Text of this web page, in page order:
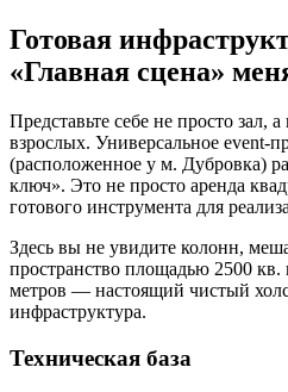
Готовая
«Главная сцена»
Представьте себе не просто зал,
взрослых. Универсальное event-
(расположенное у м. Дубровка)
ключ». Это не просто аренда
готового инструмента для
Здесь вы не увидите колонн,
пространство площадью 2500
метров — настоящий чистый
инфраструктура.
Техническая база